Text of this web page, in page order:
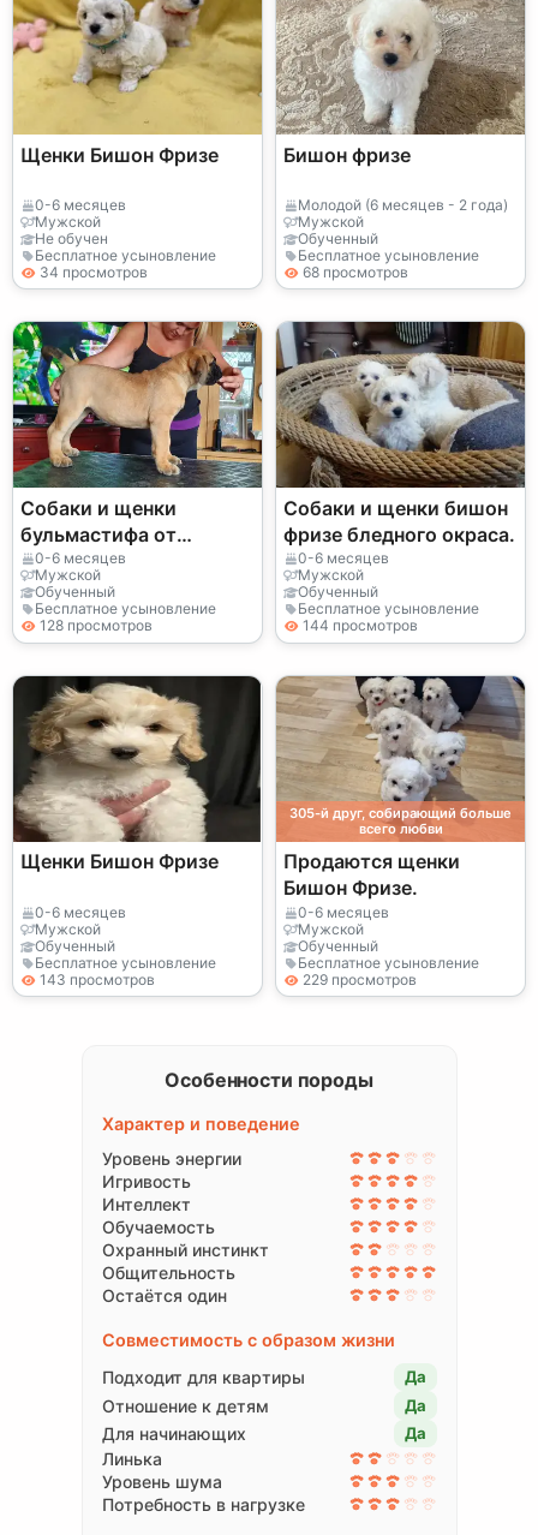
Щенки Бишон Фризе
0-6 месяцев
Мужской
Не обучен
Бесплатное усыновление
34 просмотров
Бишон фризе
Молодой (6 месяцев - 2 года)
Мужской
Обученный
Бесплатное усыновление
68 просмотров
Собаки и щенки
бульмастифа от
Сандры.
0-6 месяцев
Мужской
Обученный
Бесплатное усыновление
128 просмотров
Собаки и щенки бишон
фризе бледного окраса.
0-6 месяцев
Мужской
Обученный
Бесплатное усыновление
144 просмотров
Щенки Бишон Фризе
0-6 месяцев
Мужской
Обученный
Бесплатное усыновление
143 просмотров
305-й друг, собирающий больше
всего любви
Продаются щенки
Бишон Фризе.
0-6 месяцев
Мужской
Обученный
Бесплатное усыновление
229 просмотров
Особенности породы
Характер и поведение
Уровень энергии
Игривость
Интеллект
Обучаемость
Охранный инстинкт
Общительность
Остаётся один
Совместимость с образом жизни
Подходит для квартиры
Да
Отношение к детям Да
Для начинающих Да
Линька
Уровень шума
Потребность в нагрузке